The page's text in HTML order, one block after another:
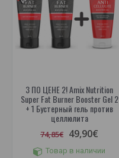
3 ПО ЦЕНЕ 2! Amix Nutrition
Super Fat Burner Booster Gel 2
+ 1 Бустерный гель против
целлюлита
74,85€ 49,90€
Товар в наличии